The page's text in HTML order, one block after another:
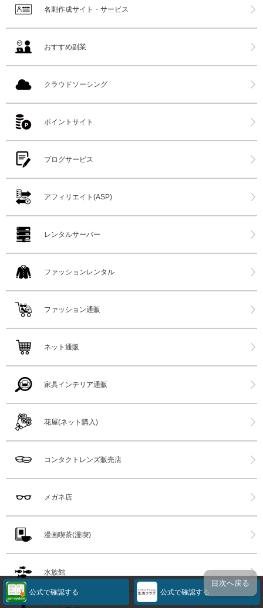
公式で確認する 公式で確認する
名刺作成サイト・サービス
おすすめ副業
クラウドソーシング
ポイントサイト
ブログサービス
アフィリエイト(ASP)
レンタルサーバー
ファッションレンタル
ファッション通販
ネット通販
家具インテリア通販
花屋(ネット購入)
コンタクトレンズ販売店
メガネ店
漫画喫茶(漫喫)
水族館
目次へ戻る